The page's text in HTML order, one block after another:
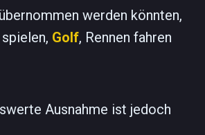
werden könnten,
Golf, Rennen fahren
Ausnahme ist jedoch